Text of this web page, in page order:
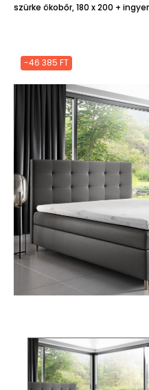
szürke ökobőr, 180 x 200 +
-46 385 FT